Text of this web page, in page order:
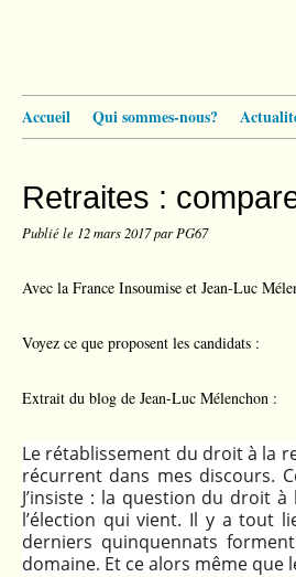
Accueil Qui sommes-nous?
Retraites :
Publié le 12 mars 2017par PG67
Avec la France Insoumise et Jean-Luc
Voyez ce que proposent les candidats :
Extrait du blog de Jean-Luc Mélenchon :
Le rétablissement du droit à la
récurrent dans mes discours.
J’insiste : la question du droit
l’élection qui vient. Il y a tout
derniers quinquennats
domaine. Et ce alors même que